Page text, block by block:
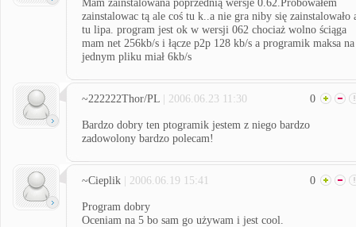
Mam zainstalowana poprzednią wersje 0.62.Probowałem
zainstalowac tą ale coś tu k..a nie gra niby się zainstalowało
tu lipa. program jest ok w wersji 062 chociaż wolno ściąga
mam net 256kb/s i łącze p2p 128 kb/s a programik maksa na
jednym pliku miał 6kb/s
~222222Thor/PL | 2006.06.23 11:30 0
Bardzo dobry ten ptogramik jestem z niego bardzo
zadowolony bardzo polecam!
~Cieplik | 2006.06.19 15:41 0
Program dobry
Oceniam na 5 bo sam go używam i jest cool.